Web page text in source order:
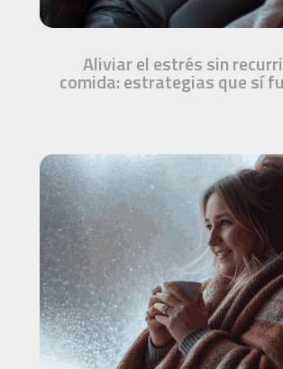
Aliviar el estrés sin
comida: estrategias que sí